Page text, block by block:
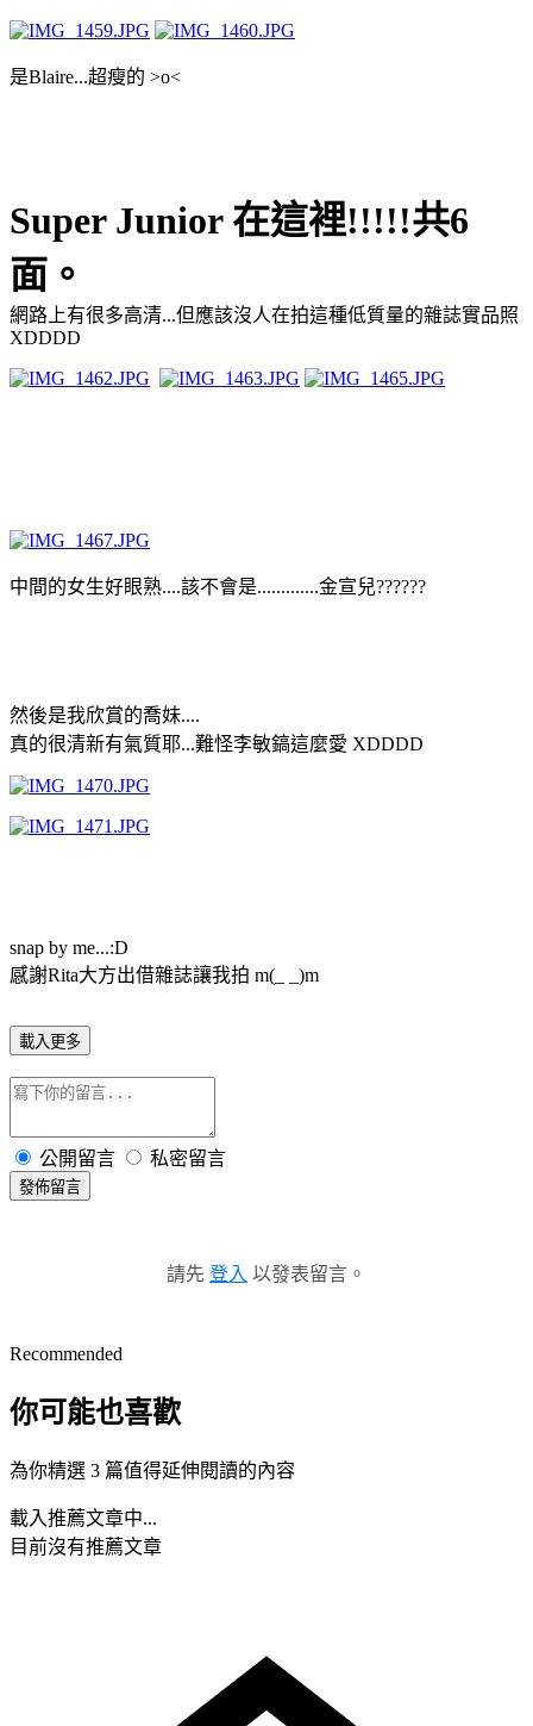
是Blaire...超瘦的 >o<
Super Junior 在這裡!!!!!共6
面。
網路上有很多高清...但應該沒人在拍這種低質量的雜誌實品照
XDDDD
中間的女生好眼熟....該不會是.............金宣兒??????
然後是我欣賞的喬妹....
真的很清新有氣質耶...難怪李敏鎬這麼愛 XDDDD
snap by me...:D
感謝Rita大方出借雜誌讓我拍 m(_ _)m
載入更多
公開留言 私密留言
發佈留言
請先 登入 以發表留言。
Recommended
你可能也喜歡
為你精選 3 篇值得延伸閱讀的內容
載入推薦文章中...
目前沒有推薦文章